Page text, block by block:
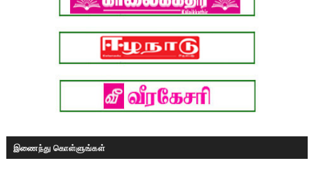
இணைந்து கொள்ளுங்கள்